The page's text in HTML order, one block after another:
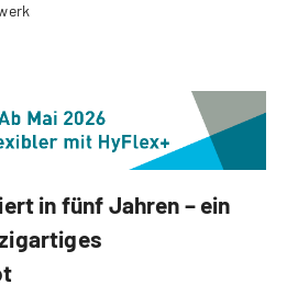
in fünf Jahren – ein